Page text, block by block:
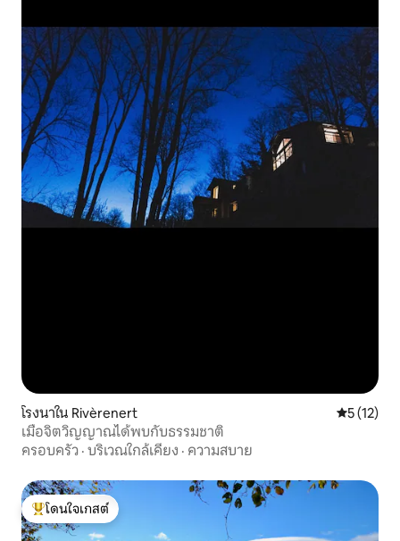
โรงนาใน Rivèrenert คะแนนเฉลี่
5 (12)
เมื่อจิตวิญญาณได้พบกับธรรมชาติ
ครอบครัว · บริเวณใกล้เคียง · ความสบาย
โดนใจเกสต์ที่สุด
โดนใจเกสต์